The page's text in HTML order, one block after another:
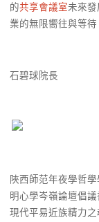
的共享會議室未來
業的無限嚮往與等待
石碧球院長
陜西師范年夜學哲
明心學岑嶺論壇倡議
現代平易近族精力之